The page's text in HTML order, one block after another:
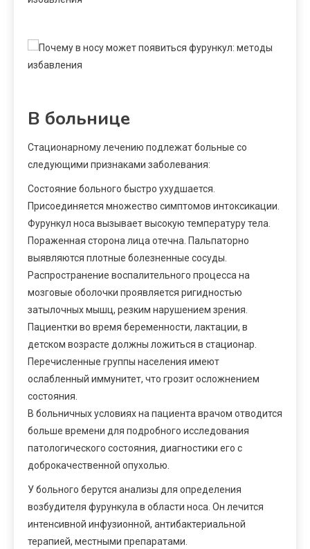
В больнице
Стационарному лечению подлежат больные со
следующими признаками заболевания:
Состояние больного быстро ухудшается.
Присоединяется множество симптомов интоксикации.
Фурункул носа вызывает высокую температуру тела.
Пораженная сторона лица отечна. Пальпаторно
выявляются плотные болезненные сосуды.
Распространение воспалительного процесса на
мозговые оболочки проявляется ригидностью
затылочных мышц, резким нарушением зрения.
Пациентки во время беременности, лактации, в
детском возрасте должны ложиться в стационар.
Перечисленные группы населения имеют
ослабленный иммунитет, что грозит осложнением
состояния.
В больничных условиях на пациента врачом отводится
больше времени для подробного исследования
патологического состояния, диагностики его с
доброкачественной опухолью.
У больного берутся анализы для определения
возбудителя фурункула в области носа. Он лечится
интенсивной инфузионной, антибактериальной
терапией, местными препаратами.